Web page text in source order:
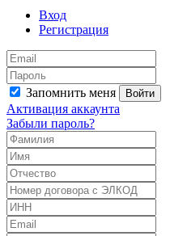
Вход
Регистрация
Запомнить меня Войти
Активация аккаунта
Забыли пароль?